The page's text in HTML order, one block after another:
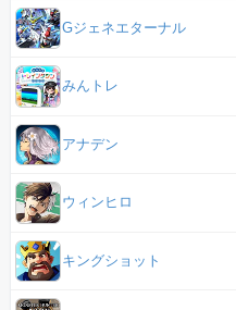
Gジェネエターナル
みんトレ
アナデン
ウィンヒロ
キングショット